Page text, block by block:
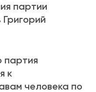
партии
партия
к
человека по